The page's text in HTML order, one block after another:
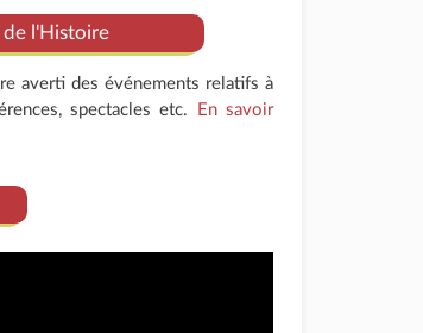
de l'Histoire
averti des événements relatifs à
spectacles etc.
En savoir